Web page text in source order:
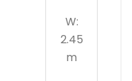
W:
2.45
m